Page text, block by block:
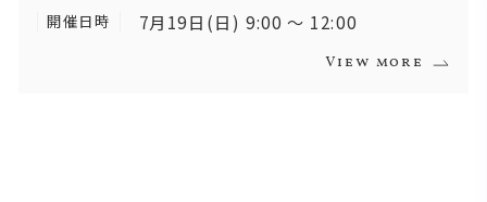
開催日時 7月19日(日) 9:00 〜 12:00
View more